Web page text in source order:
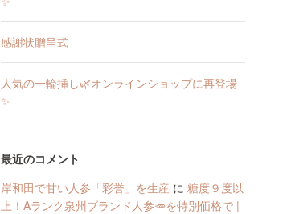
感謝状贈呈式
人気の一輪挿し🌿オンラインショップに再登場
✨
最近のコメント
岸和田で甘い人参「彩誉」を生産 に 糖度９度以
上！Aランク泉州ブランド人参🥕を特別価格で |